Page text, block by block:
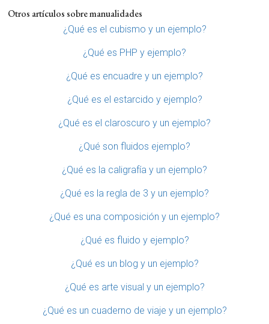
Otros artículos sobre manualidades
¿Qué es el cubismo y un ejemplo?
¿Qué es PHP y ejemplo?
¿Qué es encuadre y un ejemplo?
¿Qué es el estarcido y ejemplo?
¿Qué es el claroscuro y un ejemplo?
¿Qué son fluidos ejemplo?
¿Qué es la caligrafía y un ejemplo?
¿Qué es la regla de 3 y un ejemplo?
¿Qué es una composición y un ejemplo?
¿Qué es fluido y ejemplo?
¿Qué es un blog y un ejemplo?
¿Qué es arte visual y un ejemplo?
¿Qué es un cuaderno de viaje y un ejemplo?